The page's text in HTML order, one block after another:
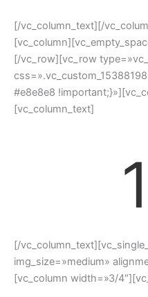
[/vc_column_text][/
[/vc_row][vc_row
#e8e8e8
[vc_column_text]
[/
img_size=»medium»
[vc_column width=»3/